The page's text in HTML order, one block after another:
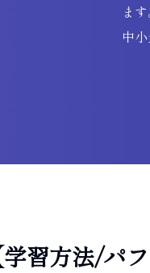
ます
中
習方法/パ